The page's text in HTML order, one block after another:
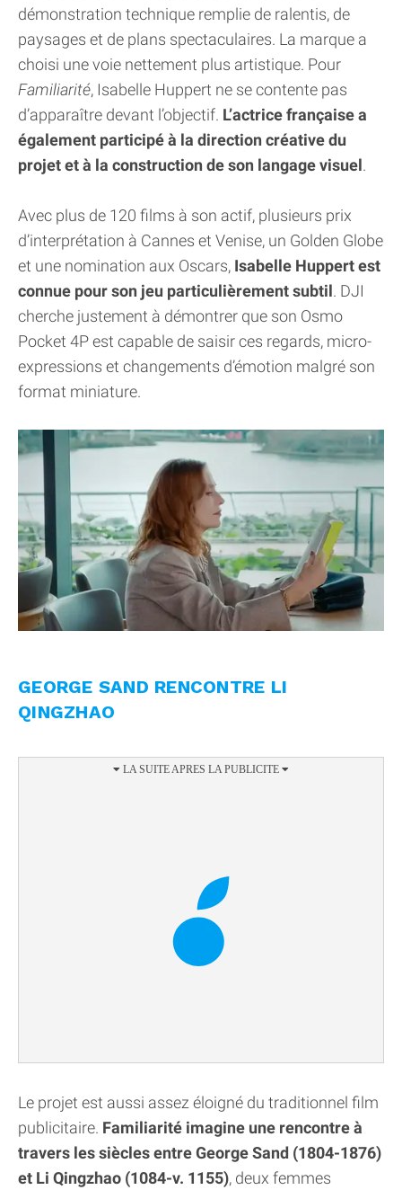
démonstration technique remplie de ralentis, de
paysages et de plans spectaculaires. La marque a
choisi une voie nettement plus artistique. Pour
Familiarité, Isabelle Huppert ne se contente pas
d’apparaître devant l’objectif. L’actrice française a
également participé à la direction créative du
projet et à la construction de son langage visuel.
Avec plus de 120 films à son actif, plusieurs prix
d’interprétation à Cannes et Venise, un Golden Globe
et une nomination aux Oscars, Isabelle Huppert est
connue pour son jeu particulièrement subtil. DJI
cherche justement à démontrer que son Osmo
Pocket 4P est capable de saisir ces regards, micro-
expressions et changements d’émotion malgré son
format miniature.
GEORGE SAND RENCONTRE LI
QINGZHAO
Le projet est aussi assez éloigné du traditionnel film
publicitaire. Familiarité imagine une rencontre à
travers les siècles entre George Sand (1804-1876)
et Li Qingzhao (1084-v. 1155), deux femmes